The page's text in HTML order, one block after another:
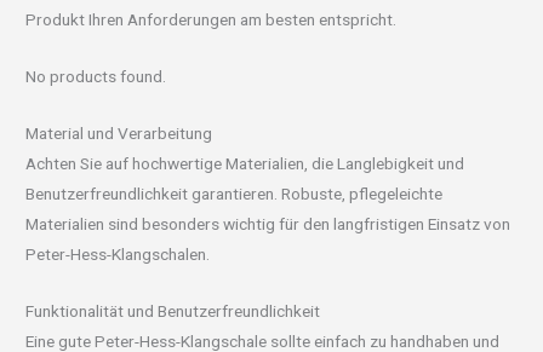
Produkt Ihren Anforderungen am besten entspricht.
No products found.
Material und Verarbeitung
Achten Sie auf hochwertige Materialien, die Langlebigkeit und
Benutzerfreundlichkeit garantieren. Robuste, pflegeleichte
Materialien sind besonders wichtig für den langfristigen Einsatz von
Peter-Hess-Klangschalen.
Funktionalität und Benutzerfreundlichkeit
Eine gute Peter-Hess-Klangschale sollte einfach zu handhaben und